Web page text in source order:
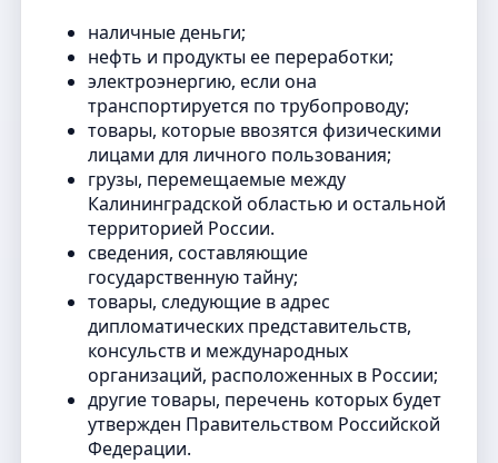
наличные деньги;
нефть и продукты ее переработки;
электроэнергию, если она
транспортируется по трубопроводу;
товары, которые ввозятся физическими
лицами для личного пользования;
грузы, перемещаемые между
Калининградской областью и остальной
территорией России.
сведения, составляющие
государственную тайну;
товары, следующие в адрес
дипломатических представительств,
консульств и международных
организаций, расположенных в России;
другие товары, перечень которых будет
утвержден Правительством Российской
Федерации.